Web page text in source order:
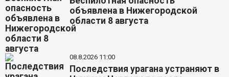
объявлена в Нижегородской
области 8 августа
08.8.2026 11:00
Последствия урагана устраняют в